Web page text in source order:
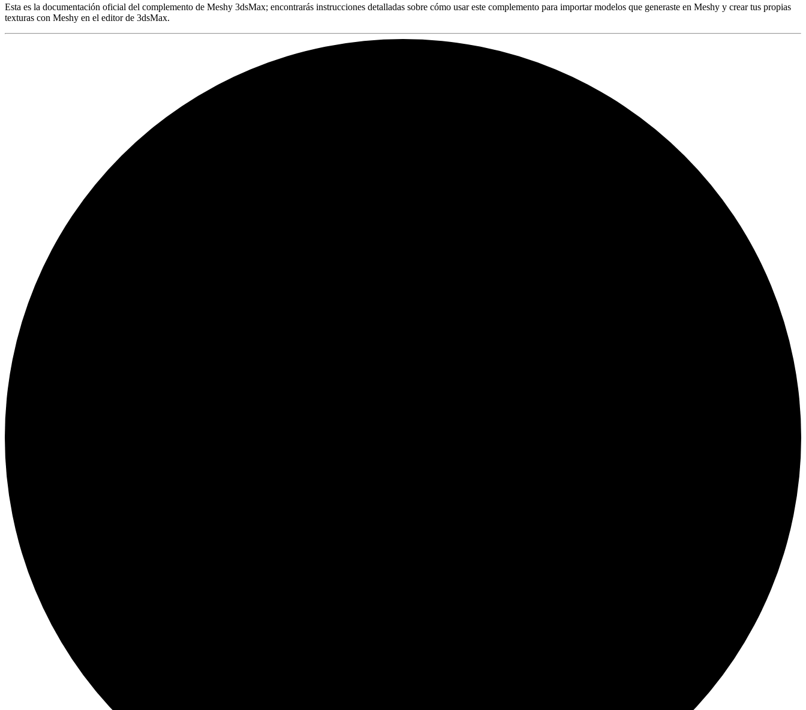
Esta es la documentación oficial del complemento de Meshy 3dsMax; encontrarás instrucciones detalladas sobre cómo usar este complemento para importar modelos que generaste en Meshy y crear tus propias
texturas con Meshy en el editor de 3dsMax.